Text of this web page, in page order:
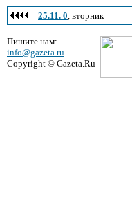
25.11. 0, вторник
Пишите нам:
info@gazeta.ru
Copyright © Gazeta.Ru